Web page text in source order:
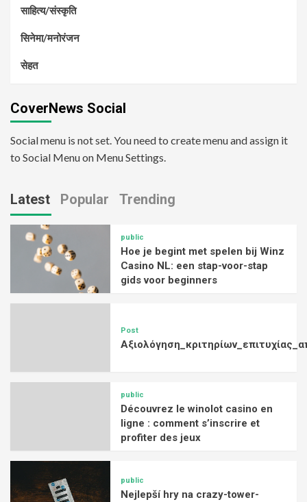
साहित्य/संस्कृति
सिनेमा/मनोरंजन
सेहत
CoverNews Social
Social menu is not set. You need to create menu and assign it
to Social Menu on Menu Settings.
Latest Popular Trending
public
Hoe je begint met spelen bij Winz
Casino NL: een stap-voor-stap
gids voor beginners
Post
public
Découvrez le winolot casino en
ligne : comment s’inscrire et
profiter des jeux
public
Nejlepší hry na crazy-tower-